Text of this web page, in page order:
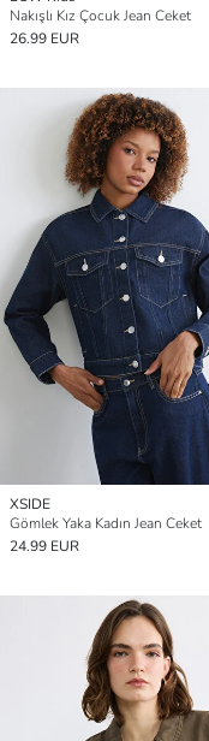
Nakışlı Kız Çocuk Jean Ceket
26.99 EUR
XSIDE
Gömlek Yaka Kadın Jean Ceket
24.99 EUR